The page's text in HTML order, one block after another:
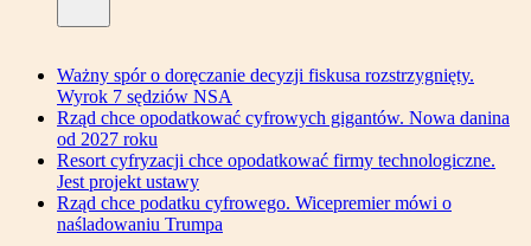
Ważny spór o doręczanie decyzji fiskusa rozstrzygnięty.
Wyrok 7 sędziów NSA
Rząd chce opodatkować cyfrowych gigantów. Nowa danina
od 2027 roku
Resort cyfryzacji chce opodatkować firmy technologiczne.
Jest projekt ustawy
Rząd chce podatku cyfrowego. Wicepremier mówi o
naśladowaniu Trumpa